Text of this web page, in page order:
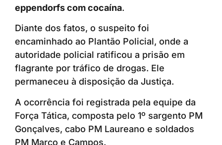
eppendorfs com cocaína.
Diante dos fatos, o suspeito foi
encaminhado ao Plantão Policial, onde a
autoridade policial ratificou a prisão em
flagrante por tráfico de drogas. Ele
permaneceu à disposição da Justiça.
A ocorrência foi registrada pela equipe da
Força Tática, composta pelo 1º sargento PM
Gonçalves, cabo PM Laureano e soldados
PM Marco e Campos.